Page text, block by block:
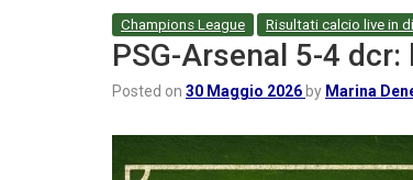
Champions League Risultati calcio live in
PSG-Arsenal 5-4
Posted on 30 Maggio 2026 by Marina